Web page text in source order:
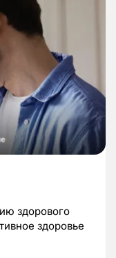
здорового
здоровье